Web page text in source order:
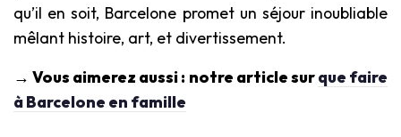
qu’il en soit, Barcelone promet un séjour inoubliable
mêlant histoire, art, et divertissement.
→ Vous aimerez aussi : notre article surque faire
à Barcelone en famille